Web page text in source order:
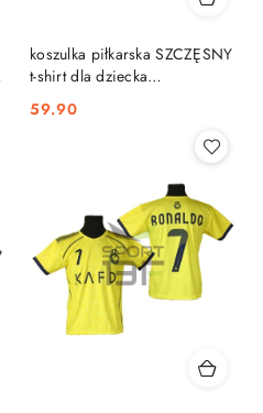
koszulka piłkarska SZCZĘSNY
t-shirt dla dziecka
BARCELONA zielony SK
Cena:
59.90